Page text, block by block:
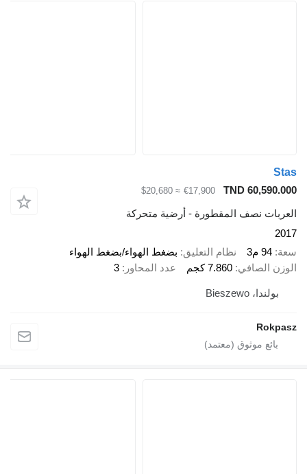
Stas
TND 60,590.000
€17,900
≈ $20,680
العربات نصف المقطورة - أرضية متحركة
2017
سعة 94 م3 نظام التعليق بضغط الهواء/بضغط الهواء
الوزن الصافي 7.860 كجم عدد المحاور 3
بولندا، Bieszewo
Rokpasz